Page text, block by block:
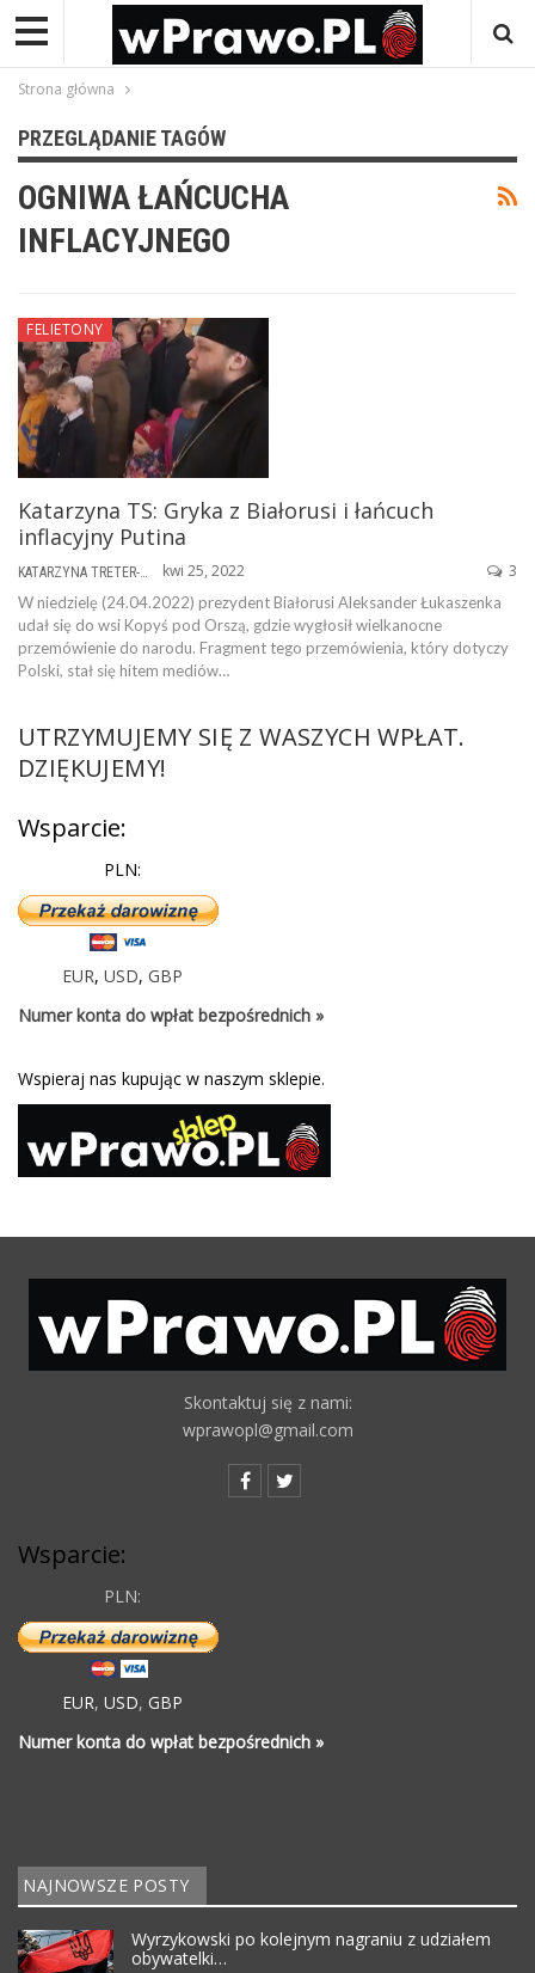
Strona główna
PRZEGLĄDANIE TAGÓW
OGNIWA ŁAŃCUCHA
INFLACYJNEGO
FELIETONY
Katarzyna TS: Gryka z Białorusi i łańcuch
inflacyjny Putina
kwi 25, 2022 3
W niedzielę (24.04.2022) prezydent Białorusi Aleksander Łukaszenka
udał się do wsi Kopyś pod Orszą, gdzie wygłosił wielkanocne
przemówienie do narodu. Fragment tego przemówienia, który dotyczy
Polski, stał się hitem mediów…
UTRZYMUJEMY SIĘ Z WASZYCH WPŁAT.
DZIĘKUJEMY!
Wsparcie:
PLN:
EUR, USD, GBP
Numer konta do wpłat bezpośrednich »
Wspieraj nas kupując w naszym sklepie.
Skontaktuj się z nami:
wprawopl@gmail.com
Wsparcie:
PLN:
EUR, USD, GBP
Numer konta do wpłat bezpośrednich »
NAJNOWSZE POSTY
Wyrzykowski po kolejnym nagraniu z udziałem
obywatelki…